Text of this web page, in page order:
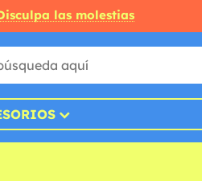
las molestias